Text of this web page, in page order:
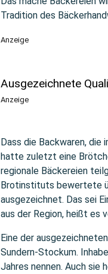
Tradition des
Anzeige
Ausgezeichnete
Anzeige
Dass die Backwaren, die
hatte zuletzt eine
regionale Bäckereien
Brotinstituts bewertete
ausgezeichnet. Das sei
aus der Region, heißt es
Eine der
Sundern-Stockum.
Jahres nennen. Auch sie